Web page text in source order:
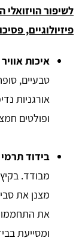
לשיפור
פיזיולוגיים,
איכות
טבעיים,
ופולטים
בידוד
מצנן את
את
ומסייעת